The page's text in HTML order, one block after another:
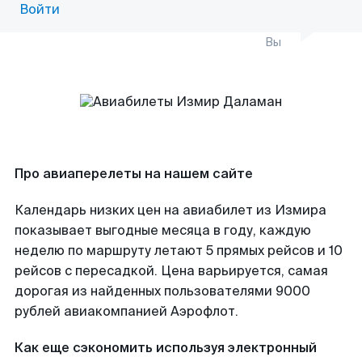
Войти
Вы
Про авиаперелеты на нашем сайте
Календарь низких цен на авиабилет из Измира
показывает выгодные месяца в году, каждую
неделю по маршруту летают 5 прямых рейсов и 10
рейсов с пересадкой. Цена варьируется, самая
дорогая из найденных пользователями 9000
рублей авиакомпанией Аэрофлот.
Как еще сэкономить используя электронный